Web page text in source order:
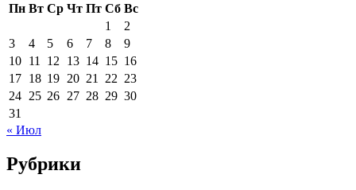
Пн Вт Ср Чт Пт Сб Вс
1
2
3
4 5 6 7 8
9
10 11 12 13 14 15 16
17 18 19 20 21 22 23
24 25 26 27 28 29 30
31
« Июл
Рубрики